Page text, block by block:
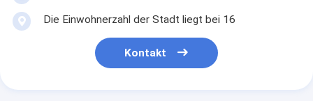
Die Einwohnerzahl der Stadt liegt bei 16
Kontakt